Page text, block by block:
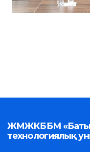
ЖМЖКББМ «Батыс
технологиялық